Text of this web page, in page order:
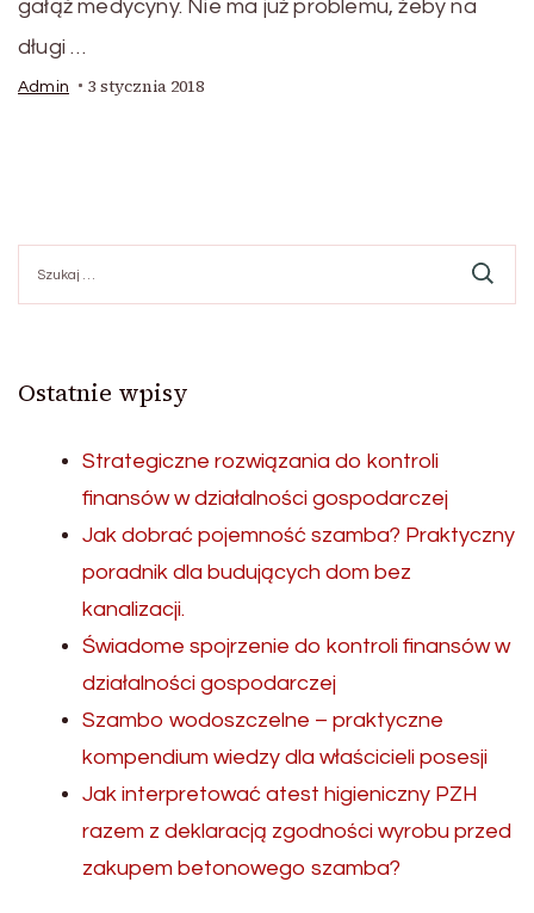
gałąź medycyny. Nie ma już problemu, żeby na
długi …
Admin 3 stycznia 2018
Ostatnie wpisy
Strategiczne rozwiązania do kontroli
finansów w działalności gospodarczej
Jak dobrać pojemność szamba? Praktyczny
poradnik dla budujących dom bez
kanalizacji.
Świadome spojrzenie do kontroli finansów w
działalności gospodarczej
Szambo wodoszczelne – praktyczne
kompendium wiedzy dla właścicieli posesji
Jak interpretować atest higieniczny PZH
razem z deklaracją zgodności wyrobu przed
zakupem betonowego szamba?